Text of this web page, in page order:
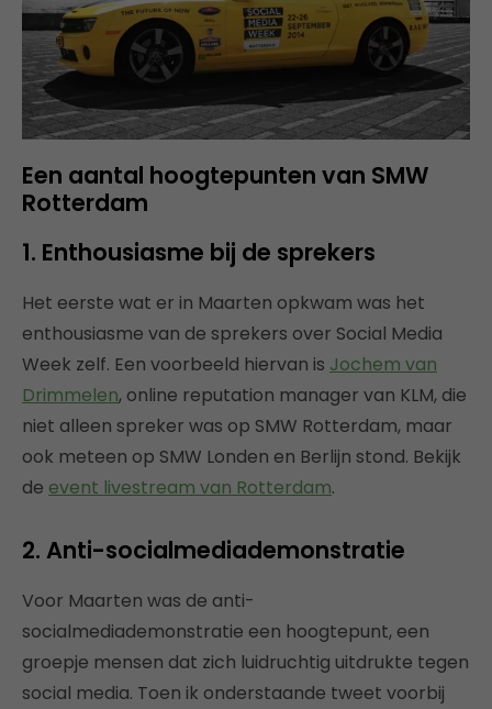
Een aantal hoogtepunten van SMW
Rotterdam
1. Enthousiasme bij de sprekers
Het eerste wat er in Maarten opkwam was het
enthousiasme van de sprekers over Social Media
Week zelf. Een voorbeeld hiervan is Jochem van
Drimmelen, online reputation manager van KLM, die
niet alleen spreker was op SMW Rotterdam, maar
ook meteen op SMW Londen en Berlijn stond. Bekijk
de event livestream van Rotterdam.
2. Anti-socialmediademonstratie
Voor Maarten was de anti-
socialmediademonstratie een hoogtepunt, een
groepje mensen dat zich luidruchtig uitdrukte tegen
social media. Toen ik onderstaande tweet voorbij